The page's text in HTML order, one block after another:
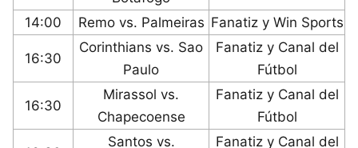
14:00 Remo vs. Palmeiras Fanatiz y Win Sports
16:30
Corinthians vs. Sao
Paulo
Fanatiz y Canal del
Fútbol
16:30
Mirassol vs.
Chapecoense
Fanatiz y Canal del
Fútbol
Santos vs. Fanatiz y Canal del